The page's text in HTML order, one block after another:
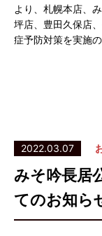
より、札幌本店、
坪店、豊田久保店
症予防対策を実施
2022.03.07
みそ吟長居
てのお知ら